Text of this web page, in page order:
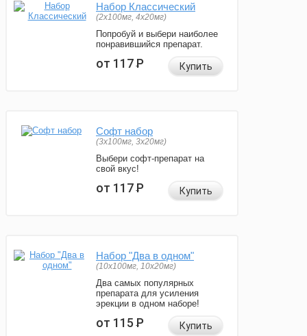
Набор Классический
(2x100мг, 4x20мг)
Попробуй и выбери наиболее
понравившийся препарат.
от 117Р Купить
Софт набор
(3x100мг, 3x20мг)
Выбери софт-препарат на
свой вкус!
от 117Р Купить
Набор "Два в одном"
(10x100мг, 10x20мг)
Два самых популярных
препарата для усиления
эрекции в одном наборе!
от 115Р Купить